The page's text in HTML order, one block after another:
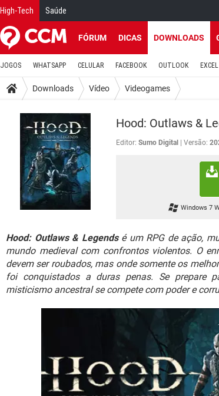
High-Tech Saúde
FÓRUM DICAS DOWNLOADS
JOGOS WHATSAPP CELULAR FACEBOOK OUTLOOK EXCEL
Downloads Vídeo Videogames
Hood: Outlaws &
Editor: Sumo Digital Versão:
Windows 7
Hood: Outlaws & Legendsé um RPG de ação,
mundo medieval com confrontos violentos. O
devem ser roubados, mas onde somente os
foi conquistados a duras penas. Se prepare
misticismo ancestral se compete com poder e